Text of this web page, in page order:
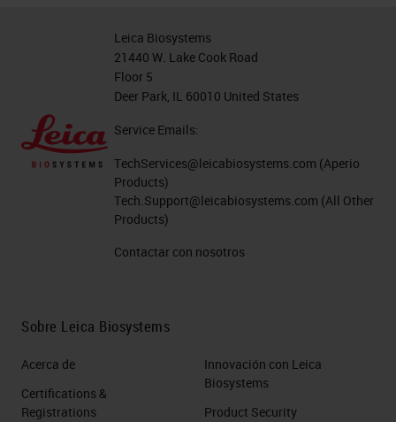
Leica Biosystems
21440 W. Lake Cook Road
Floor 5
Deer Park, IL 60010 United States
Service Emails:
TechServices@leicabiosystems.com (Aperio
Products)
Tech.Support@leicabiosystems.com (All Other
Products)
Contactar con nosotros
Sobre Leica Biosystems
Acerca de
Certifications &
Registrations
Innovación con Leica
Biosystems
Product Security